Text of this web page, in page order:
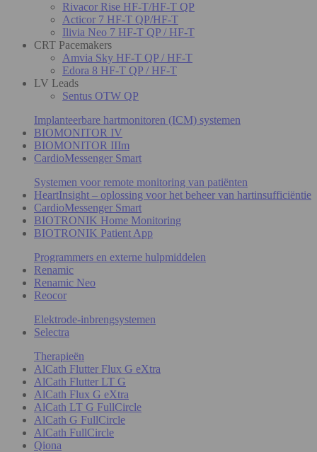
Rivacor Rise HF-T/HF-T QP
Acticor 7 HF-T QP/HF-T
Ilivia Neo 7 HF-T QP / HF-T
CRT Pacemakers
Amvia Sky HF-T QP / HF-T
Edora 8 HF-T QP / HF-T
LV Leads
Sentus OTW QP
Implanteerbare hartmonitoren (ICM) systemen
BIOMONITOR IV
BIOMONITOR IIIm
CardioMessenger Smart
Systemen voor remote monitoring van patiënten
HeartInsight – oplossing voor het beheer van hartinsufficiëntie
CardioMessenger Smart
BIOTRONIK Home Monitoring
BIOTRONIK Patient App
Programmers en externe hulpmiddelen
Renamic
Renamic Neo
Reocor
Elektrode-inbrengsystemen
Selectra
Therapieën
AlCath Flutter Flux G eXtra
AlCath Flutter LT G
AlCath Flux G eXtra
AlCath LT G FullCircle
AlCath G FullCircle
AlCath FullCircle
Qiona